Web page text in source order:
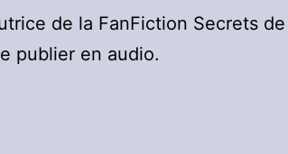
de la FanFiction Secrets
publier en audio.